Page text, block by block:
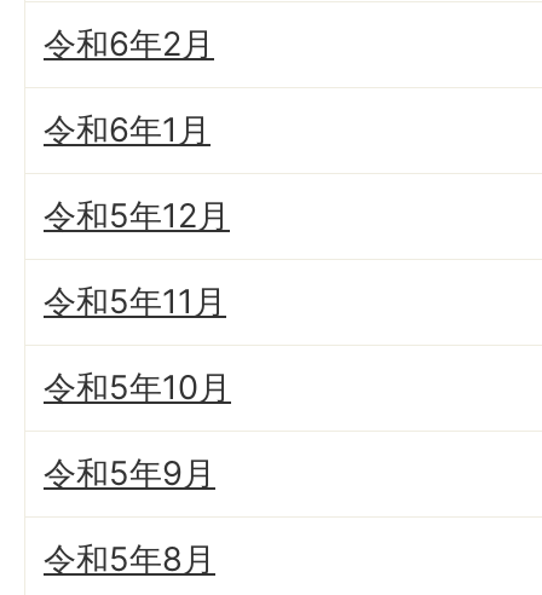
令和6年2月
令和6年1月
令和5年12月
令和5年11月
令和5年10月
令和5年9月
令和5年8月